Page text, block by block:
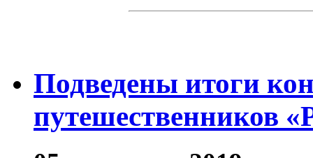
Подведены итоги
путешественников